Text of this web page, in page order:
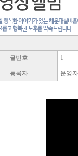
글번호 1
등록자 운영자